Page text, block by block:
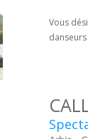
Vous